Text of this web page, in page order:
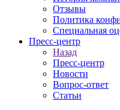
Отзывы
Политика
Специальная
Пресс-центр
Назад
Пресс-центр
Новости
Вопрос-ответ
Статьи